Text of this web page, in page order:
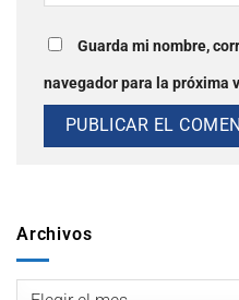
Archivos
Guarda mi nombre,
navegador para la próxima